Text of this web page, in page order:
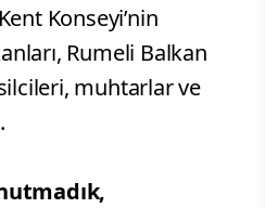
Konseyi’nin
Rumeli Balkan
muhtarlar ve